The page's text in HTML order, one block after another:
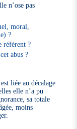
n’ose pas
moral,
?
référent ?
abus ?
liée au décalage
elle n’a pu
sa totale
moins